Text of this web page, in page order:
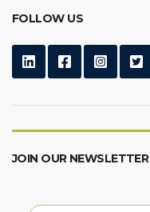
FOLLOW US
JOIN OUR NEWSLETTER